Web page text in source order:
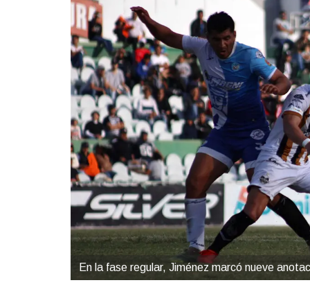
En la fase regular, Jiménez marcó nueve